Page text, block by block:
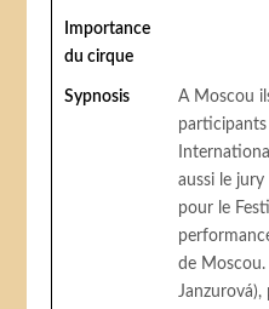
Importance
du cirque
Sypnosis
A Moscou
aussi le
pour le
de
Janzurová),